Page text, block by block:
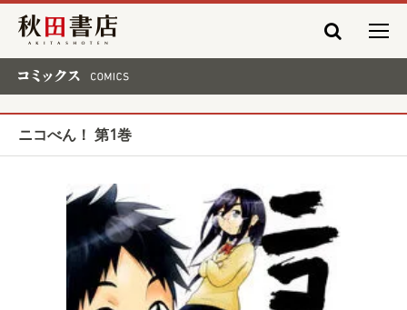
秋田書店
ニコべん！ 第1巻